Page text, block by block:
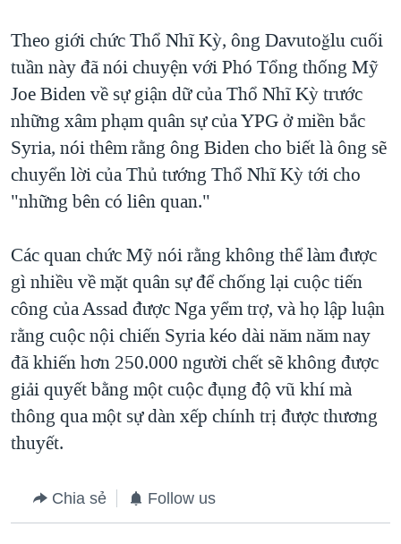
Theo giới chức Thổ Nhĩ Kỳ, ông Davutoğlu cuối
tuần này đã nói chuyện với Phó Tổng thống Mỹ
Joe Biden về sự giận dữ của Thổ Nhĩ Kỳ trước
những xâm phạm quân sự của YPG ở miền bắc
Syria, nói thêm rằng ông Biden cho biết là ông sẽ
chuyển lời của Thủ tướng Thổ Nhĩ Kỳ tới cho
"những bên có liên quan."
Các quan chức Mỹ nói rằng không thể làm được
gì nhiều về mặt quân sự để chống lại cuộc tiến
công của Assad được Nga yểm trợ, và họ lập luận
rằng cuộc nội chiến Syria kéo dài năm năm nay
đã khiến hơn 250.000 người chết sẽ không được
giải quyết bằng một cuộc đụng độ vũ khí mà
thông qua một sự dàn xếp chính trị được thương
thuyết.
Chia sẻ Follow us